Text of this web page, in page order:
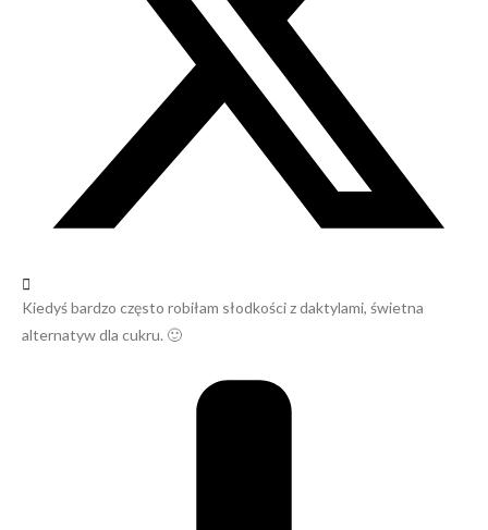
Kiedyś bardzo często robiłam słodkości z daktylami, świetna
alternatyw dla cukru. 🙂